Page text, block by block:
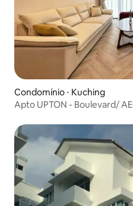
Condomínio ⋅ Kuching
Apto UPTON - Boulevard/